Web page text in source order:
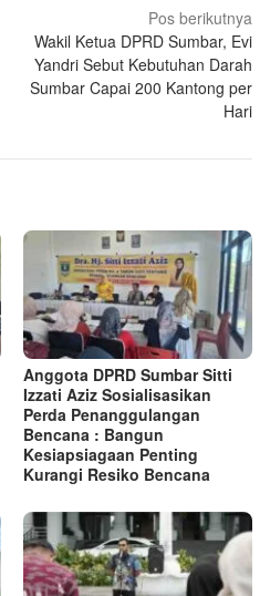
Pos berikutnya
Wakil Ketua DPRD Sumbar, Evi
Yandri Sebut Kebutuhan Darah
Sumbar Capai 200 Kantong per
Hari
Anggota DPRD Sumbar Sitti
Izzati Aziz Sosialisasikan
Perda Penanggulangan
Bencana : Bangun
Kesiapsiagaan Penting
Kurangi Resiko Bencana